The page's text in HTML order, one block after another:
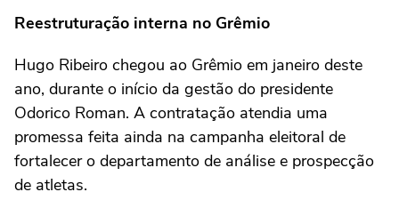
Reestruturação interna no Grêmio
Hugo Ribeiro chegou ao Grêmio em janeiro deste
ano, durante o início da gestão do presidente
Odorico Roman. A contratação atendia uma
promessa feita ainda na campanha eleitoral de
fortalecer o departamento de análise e prospecção
de atletas.